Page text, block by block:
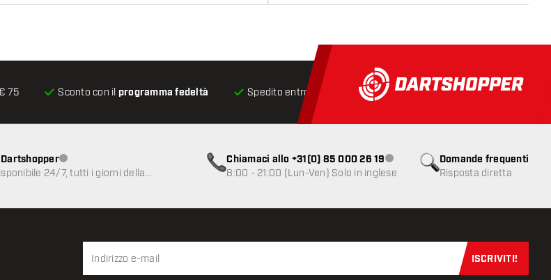
75 Sconto con il programma fedeltà Spedito entro 24 ore Spedizione gratuitada € 75
Domande frequenti
Risposta diretta
Servizio clienti non disponibile
24/7, tutti i giorni della
Chiamaci allo +31(0) 85 000 26 19Servizio clienti non disponibile
8:00 - 21:00 (Lun-Ven) Solo in inglese
Iscriviti
ISCRIVITI!